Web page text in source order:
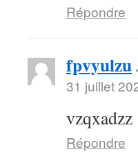
Répondre
fpvyulzu
31 juillet
vzqxadzz
Répondre